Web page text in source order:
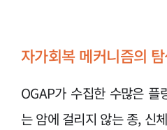
자가회복 메커니즘의
OGAP가 수집한 수많은 플
는 암에 걸리지 않는 종, 신